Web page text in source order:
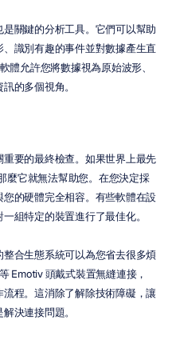
關鍵的分析工具。它們可以幫助
識別有趣的事件並對數據產生直
體允許您將數據視為原始波形、
的多個視角。
要的最終檢查。如果世界上最先
麼它就無法幫助您。在您決定採
的硬體完全相容。有些軟體在設
組特定的裝置進行了最佳化。
合生態系統可以為您省去很多煩
Emotiv 頭戴式裝置無縫連接，
程。這消除了解除技術障礙，讓
決連接問題。